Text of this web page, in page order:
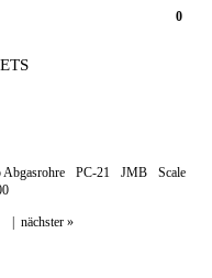
0
Abgasrohre PC-21 JMB
Scale
nächster »